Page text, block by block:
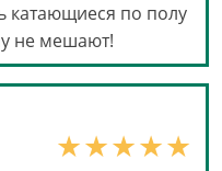
катающиеся по полу
не мешают!